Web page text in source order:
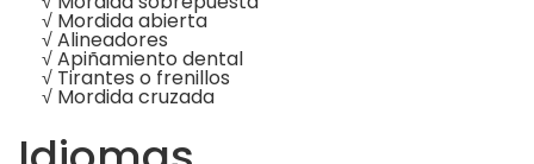
√ Mordida abierta
√ Alineadores
√ Apiñamiento dental
√ Tirantes o frenillos
√ Mordida cruzada